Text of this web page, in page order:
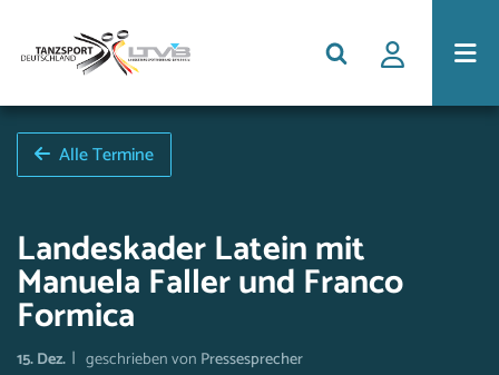
Alle Termine
Landeskader Latein mit
Manuela Faller und Franco
Formica
15. Dez. | geschrieben von Pressesprecher